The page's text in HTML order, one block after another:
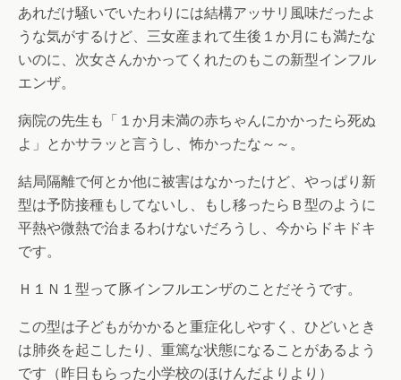
あれだけ騒いでいたわりには結構アッサリ風味だったよ
うな気がするけど、三女産まれて生後１か月にも満たな
いのに、次女さんかかってくれたのもこの新型インフル
エンザ。
病院の先生も「１か月未満の赤ちゃんにかかったら死ぬ
よ」とかサラッと言うし、怖かったな～～。
結局隔離で何とか他に被害はなかったけど、やっぱり新
型は予防接種もしてないし、もし移ったらＢ型のように
平熱や微熱で治まるわけないだろうし、今からドキドキ
です。
Ｈ１Ｎ１型って豚インフルエンザのことだそうです。
この型は子どもがかかると重症化しやすく、ひどいとき
は肺炎を起こしたり、重篤な状態になることがあるよう
です（昨日もらった小学校のほけんだよりより）